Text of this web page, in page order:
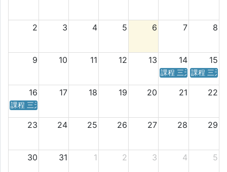
2 3 4 5 6 7 8
9 10 11 12 13 14 15
課程 三天／六天 時
課程 三天
16 17 18 19 20 21 22
課程 三天／六天 時間表
23 24 25 26 27 28 29
30 31 1 2 3 4 5